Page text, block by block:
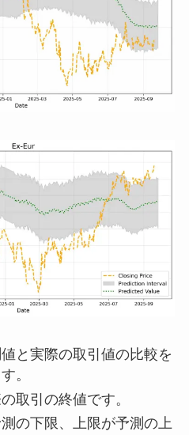
と実際の取引値の比較を
。
取引の終値です。
の下限、上限が予測の上